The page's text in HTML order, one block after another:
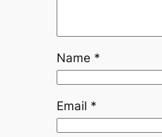
Name *
Email *